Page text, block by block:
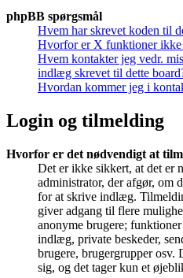
phpBB spørgsmål
Hvem har skrevet koden til
Hvorfor er X funktioner ikke
Hvem kontakter jeg vedr.
indlæg skrevet til dette
Hvordan kommer jeg i
Login og tilmelding
Hvorfor er det nødvendigt at
Det er ikke sikkert, at det er
administrator, der afgør, om
for at skrive indlæg.
giver adgang til flere
anonyme brugere;
indlæg, private beskeder,
brugere, brugergrupper osv.
sig, og det tager kun et